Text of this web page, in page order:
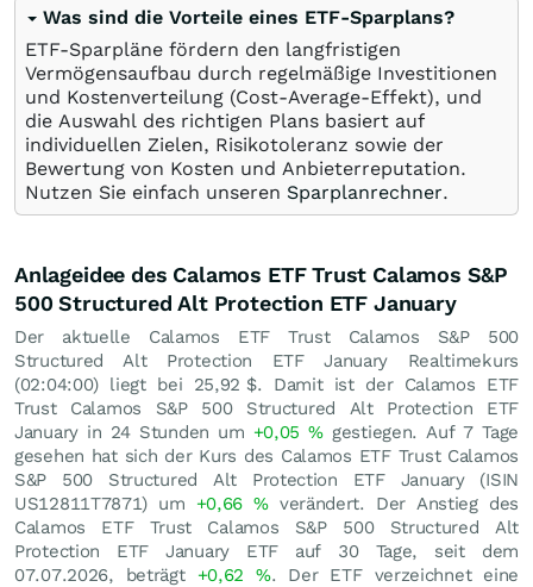
Was sind die Vorteile eines ETF-Sparplans?
ETF-Sparpläne fördern den langfristigen
Vermögensaufbau durch regelmäßige Investitionen
und Kostenverteilung (Cost-Average-Effekt), und
die Auswahl des richtigen Plans basiert auf
individuellen Zielen, Risikotoleranz sowie der
Bewertung von Kosten und Anbieterreputation.
Nutzen Sie einfach unseren Sparplanrechner.
Anlageidee des Calamos ETF Trust Calamos S&P
500 Structured Alt Protection ETF January
Der aktuelle Calamos ETF Trust Calamos S&P 500
Structured Alt Protection ETF January Realtimekurs
(02:04:00) liegt bei 25,92 $. Damit ist der Calamos ETF
Trust Calamos S&P 500 Structured Alt Protection ETF
January in 24 Stunden um +0,05%gestiegen. Auf 7 Tage
gesehen hat sich der Kurs des Calamos ETF Trust Calamos
S&P 500 Structured Alt Protection ETF January (ISIN
US12811T7871) um +0,66%verändert. Der Anstieg des
Calamos ETF Trust Calamos S&P 500 Structured Alt
Protection ETF January ETF auf 30 Tage, seit dem
07.07.2026, beträgt +0,62%. Der ETF verzeichnet eine